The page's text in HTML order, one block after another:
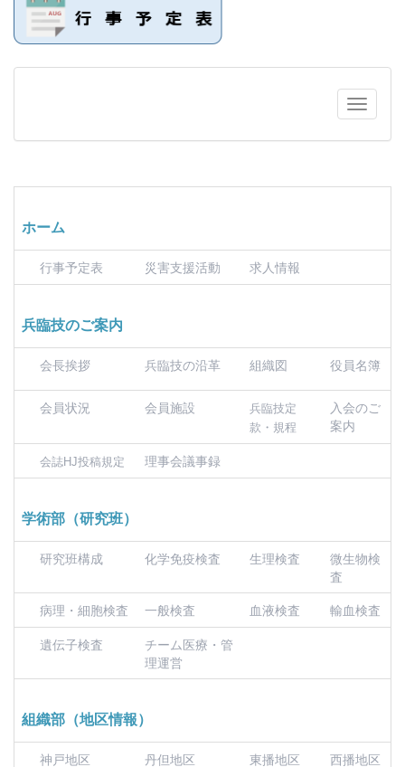
ホーム
行事予定表 災害支援活動 求人情報
兵臨技のご案内
会長挨拶 兵臨技の沿革 組織図 役員名簿
会員状況 会員施設
兵臨技定
款・規程
入会のご
案内
会誌HJ投稿規定 理事会議事録
学術部（研究班）
研究班構成 化学免疫検査 生理検査
微生物検
査
病理・細胞検査
一般検査 血液検査
輸血検査
遺伝子検査
チーム医療・管
理運営
組織部（地区情報）
神戸地区 丹但地区 東播地区 西播地区